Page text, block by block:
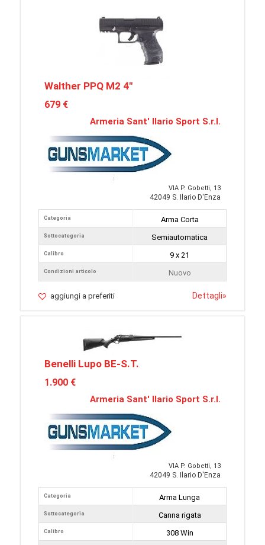
Walther PPQ M2 4"
679 €
Armeria Sant' Ilario Sport S.r.l.
VIA P. Gobetti, 13
42049 S. Ilario D'Enza
Categoria
Sottocategoria
Calibro
Condizioni articolo
Arma Corta
Semiautomatica
9 x 21
Nuovo
aggiungi a preferiti Dettagli»
Benelli Lupo BE-S.T.
1.900 €
Armeria Sant' Ilario Sport S.r.l.
VIA P. Gobetti, 13
42049 S. Ilario D'Enza
Categoria
Sottocategoria
Calibro
Arma Lunga
Canna rigata
308 Win